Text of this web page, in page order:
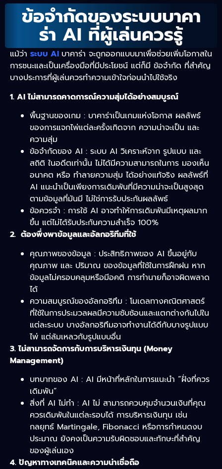
ข้อจำกัดของระบบบาคา
ร่า AI ที่ผู้เล่นควรรู้
แม้ว่า ระบบ AI บาคาร่า จะถูกออกแบบมาเพื่อช่วยเพิ่มโอกาสใน
การชนะและเป็นเครื่องมือที่มีประโยชน์ แต่ก็มี ข้อจำกัด ที่สำคัญ
บางประการที่ผู้เล่นควรทำความเข้าใจก่อนนำไปใช้จริง
1. AI ไม่สามารถคาดการณ์ความสุ่มได้อย่างสมบูรณ์
พื้นฐานของเกม : บาคาร่าเป็นเกมแห่งโอกาส ผลลัพธ์
ของการแจกไพ่แต่ละครั้งเกิดจาก ความน่าจะเป็น และ
ความสุ่ม
ข้อจำกัดของ AI : ระบบ AI วิเคราะห์จาก รูปแบบ และ
สถิติ ในอดีตเท่านั้น ไม่ได้มีความสามารถในการ มองเห็น
อนาคต หรือ ทำลายความสุ่ม ได้อย่างแท้จริง ผลลัพธ์ที่
AI แนะนำเป็นเพียงการเดิมพันที่มีความน่าจะเป็นสูงสุด
ตามข้อมูลที่มันมี ไม่ใช่การรับประกันผลลัพธ์
ข้อควรจำ : การใช้ AI อาจทำให้การเดิมพันมีเหตุผลมาก
ขึ้น แต่ไม่ได้รับประกันความสำเร็จ 100%
2. ต้องพึ่งพาข้อมูลและอัลกอริทึมที่ใช้
คุณภาพของข้อมูล : ประสิทธิภาพของ AI ขึ้นอยู่กับ
คุณภาพ และ ปริมาณ ของข้อมูลที่ใช้ในการฝึกฝน หาก
ข้อมูลไม่ครอบคลุมหรือมีอคติ การทำนายก็อาจผิดพลาด
ได้
ความสมบูรณ์ของอัลกอริทึม : โมเดลทางคณิตศาสตร์
ที่ใช้ในการประมวลผลมีความซับซ้อนและแตกต่างกันไปใน
แต่ละระบบ บางอัลกอริทึมอาจทำงานได้ดีกับบางรูปแบบ
ไพ่ แต่ล้มเหลวกับรูปแบบอื่น
3. ไม่สามารถจัดการกับการบริหารเงินทุน (Money
Management)
บทบาทของ AI : AI มีหน้าที่หลักในการแนะนำ “ฝั่งที่ควร
เดิมพัน”
สิ่งที่ AI ไม่ทำ : AI ไม่ สามารถควบคุมจำนวนเงินที่คุณ
ควรเดิมพันในแต่ละรอบได้ การบริหารเงินทุน เช่น
กลยุทธ์ Martingale, Fibonacci หรือการกำหนดงบ
ประมาณ ยังคงเป็นความรับผิดชอบและทักษะที่สำคัญ
ของผู้เล่นเอง
4. ปัญหาทางเทคนิคและความน่าเชื่อถือ